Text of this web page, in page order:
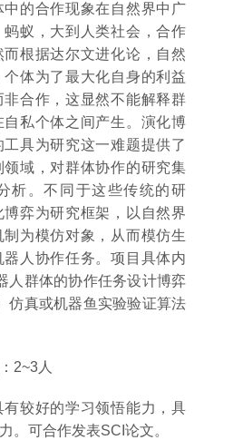
的合作现象在自然界中广
蚁，大到人类社会，合作
根据达尔文进化论，自然
体为了最大化自身的利益
合作，这显然不能解释群
私个体之间产生。演化博
具为研究这一难题提供了
域，对群体协作的研究集
析。不同于这些传统的研
弈为研究框架，以自然界
为模仿对象，从而模仿生
人协作任务。项目具体内
人群体的协作任务设计博弈
仿真或机器鱼实验验证算法
2~3人
较好的学习领悟能力，具
。可合作发表SCI论文。